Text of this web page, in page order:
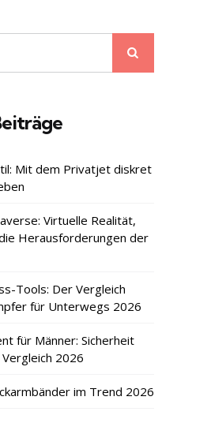
Mit dem Privatjet diskret
Virtuelle Realität,
Herausforderungen der
Tools: Der Vergleich
für Unterwegs 2026
für Männer: Sicherheit
2026
im Trend 2026